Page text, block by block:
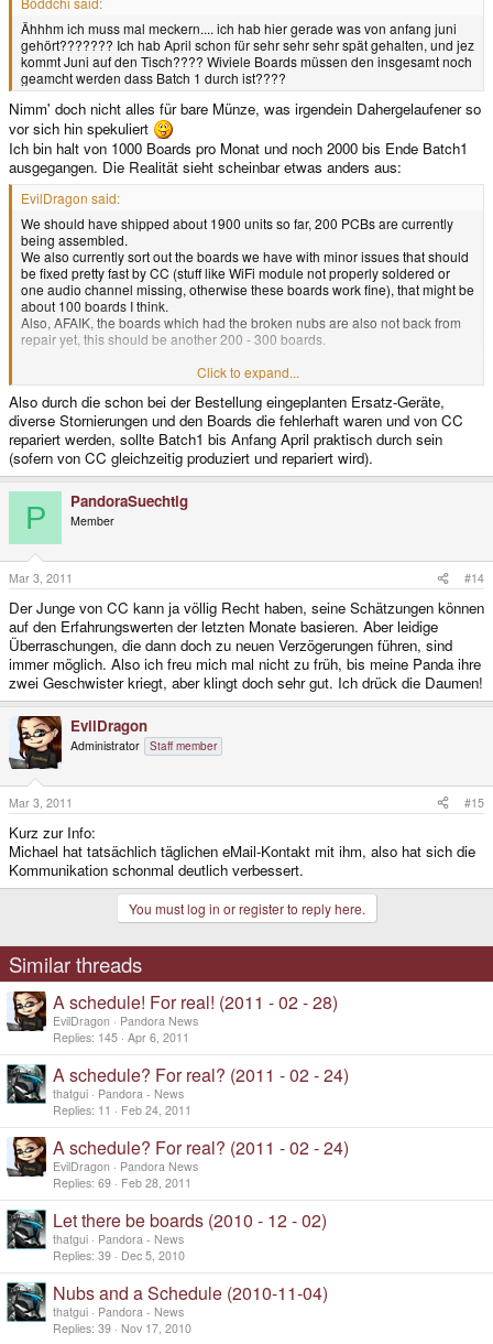
Ähhhm ich muss mal meckern.... ich hab hier gerade was von anfang juni
gehört??????? Ich hab April schon für sehr sehr sehr spät gehalten, und jez
kommt Juni auf den Tisch???? Wiviele Boards müssen den insgesamt noch
geamcht werden dass Batch 1 durch ist????
Nimm' doch nicht alles für bare Münze, was irgendein Dahergelaufener so
vor sich hin spekuliert
Ich bin halt von 1000 Boards pro Monat und noch 2000 bis Ende Batch1
ausgegangen. Die Realität sieht scheinbar etwas anders aus:
EvilDragon said:
We should have shipped about 1900 units so far, 200 PCBs are currently
being assembled.
We also currently sort out the boards we have with minor issues that should
be fixed pretty fast by CC (stuff like WiFi module not properly soldered or
one audio channel missing, otherwise these boards work fine), that might be
about 100 boards I think.
Also, AFAIK, the boards which had the broken nubs are also not back from
repair yet, this should be another 200 - 300 boards.
So when the last boards in April arrive, we should be near the end of the
original batch 1 (as we didn't oversell and a lot of users cancelled on the
way), finishing the remaining Batch 1 depending on what issues the boards
on the bone pile have.
If they start to work on resurrecting the boards in March as well and things
go well, it might be the boards will be fixed until April as well, but we don't
know yet when they will start doing that.
link
Click to expand...
Also durch die schon bei der Bestellung eingeplanten Ersatz-Geräte,
diverse Stornierungen und den Boards die fehlerhaft waren und von CC
repariert werden, sollte Batch1 bis Anfang April praktisch durch sein
(sofern von CC gleichzeitig produziert und repariert wird).
P PandoraSuechtig
Member
Mar 3, 2011 #14
Der Junge von CC kann ja völlig Recht haben, seine Schätzungen können
auf den Erfahrungswerten der letzten Monate basieren. Aber leidige
Überraschungen, die dann doch zu neuen Verzögerungen führen, sind
immer möglich. Also ich freu mich mal nicht zu früh, bis meine Panda ihre
zwei Geschwister kriegt, aber klingt doch sehr gut. Ich drück die Daumen!
EvilDragon
Administrator Staff member
Mar 3, 2011 #15
Kurz zur Info:
Michael hat tatsächlich täglichen eMail-Kontakt mit ihm, also hat sich die
Kommunikation schonmal deutlich verbessert.
You must log in or register to reply here.
Similar threads
A schedule! For real! (2011 - 02 - 28)
EvilDragon
Pandora News
Replies 145 Apr 6, 2011
A schedule? For real? (2011 - 02 - 24)
thatgui
Pandora - News
Replies 11 Feb 24, 2011
A schedule? For real? (2011 - 02 - 24)
EvilDragon
Pandora News
Replies 69 Feb 28, 2011
Let there be boards (2010 - 12 - 02)
thatgui
Pandora - News
Replies 39 Dec 5, 2010
Nubs and a Schedule (2010-11-04)
thatgui
Pandora - News
Replies 39 Nov 17, 2010